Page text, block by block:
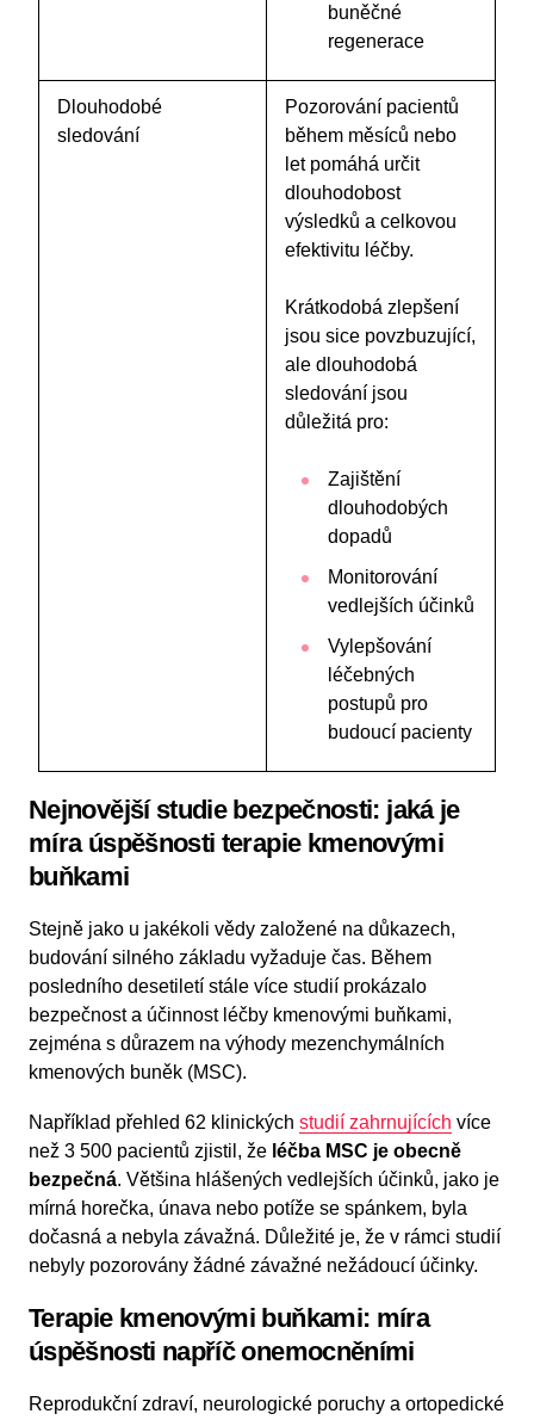
buněčné
regenerace
Dlouhodobé
sledování
Pozorování pacientů
během měsíců nebo
let pomáhá určit
dlouhodobost
výsledků a celkovou
efektivitu léčby.
Krátkodobá zlepšení
jsou sice povzbuzující,
ale dlouhodobá
sledování jsou
důležitá pro:
Zajištění
dlouhodobých
dopadů
Monitorování
vedlejších účinků
Vylepšování
léčebných
postupů pro
budoucí pacienty
Nejnovější studie bezpečnosti: jaká je
míra úspěšnosti terapie kmenovými
buňkami
Stejně jako u jakékoli vědy založené na důkazech,
budování silného základu vyžaduje čas. Během
posledního desetiletí stále více studií prokázalo
bezpečnost a účinnost léčby kmenovými buňkami,
zejména s důrazem na výhody mezenchymálních
kmenových buněk (MSC).
Například přehled 62 klinických studií zahrnujících více
než 3 500 pacientů zjistil, že léčba MSC je obecně
bezpečná. Většina hlášených vedlejších účinků, jako je
mírná horečka, únava nebo potíže se spánkem, byla
dočasná a nebyla závažná. Důležité je, že v rámci studií
nebyly pozorovány žádné závažné nežádoucí účinky.
Terapie kmenovými buňkami: míra
úspěšnosti napříč onemocněními
Reprodukční zdraví, neurologické poruchy a ortopedické